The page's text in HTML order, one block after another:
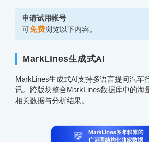
申请试用帐号
可免费浏览以下内容。
MarkLines生成式AI
MarkLines生成式AI支持多语言提问汽车
讯。跨版块整合MarkLines数据库中的海
相关数据与分析结果。